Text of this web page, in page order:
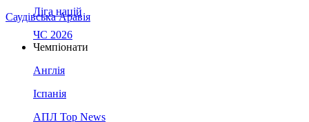
Саудівська Аравія
Ліга націй
ЧС 2026
Чемпіонати
Англія
Іспанія
АПЛ Top News